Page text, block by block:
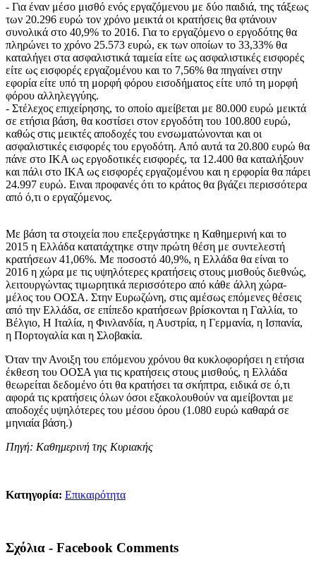
- Για έναν μέσο μισθό ενός εργαζόμενου με δύο παιδιά, της τάξεως
των 20.296 ευρώ τον χρόνο μεικτά οι κρατήσεις θα φτάνουν
συνολικά στο 40,9% το 2016. Για το εργαζόμενο ο εργοδότης θα
πληρώνει το χρόνο 25.573 ευρώ, εκ των οποίων το 33,33% θα
καταλήγει στα ασφαλιστικά ταμεία είτε ως ασφαλιστικές εισφορές
είτε ως εισφορές εργαζομένου και το 7,56% θα πηγαίνει στην
εφορία είτε υπό τη μορφή φόρου εισοδήματος είτε υπό τη μορφή
φόρου αλληλεγγύης.
- Στέλεχος επιχείρησης, το οποίο αμείβεται με 80.000 ευρώ μεικτά
σε ετήσια βάση, θα κοστίσει στον εργοδότη του 100.800 ευρώ,
καθώς στις μεικτές αποδοχές του ενσωματώνονται και οι
ασφαλιστικές εισφορές του εργοδότη. Από αυτά τα 20.800 ευρώ θα
πάνε στο ΙΚΑ ως εργοδοτικές εισφορές, τα 12.400 θα καταλήξουν
και πάλι στο ΙΚΑ ως εισφορές εργαζομένου και η ερφορία θα πάρει
24.997 ευρώ. Ειναι προφανές ότι το κράτος θα βγάζει περισσότερα
από ό,τι ο εργαζόμενος.
Με βάση τα στοιχεία που επεξεργάστηκε η Καθημερινή και το
2015 η Ελλάδα κατατάχτηκε στην πρώτη θέση με συντελεστή
κρατήσεων 41,06%. Με ποσοστό 40,9%, η Ελλάδα θα είναι το
2016 η χώρα με τις υψηλότερες κρατήσεις στους μισθούς διεθνώς,
λειτουργώντας τιμωρητικά περισσότερο από κάθε άλλη χώρα-
μέλος του ΟΟΣΑ. Στην Ευρωζώνη, στις αμέσως επόμενες θέσεις
από την Ελλάδα, σε επίπεδο κρατήσεων βρίσκονται η Γαλλία, το
Βέλγιο, Η Ιταλία, η Φινλανδία, η Αυστρία, η Γερμανία, η Ισπανία,
η Πορτογαλία και η Σλοβακία.
Όταν την Ανοιξη του επόμενου χρόνου θα κυκλοφορήσει η ετήσια
έκθεση του ΟΟΣΑ για τις κρατήσεις στους μισθούς, η Ελλάδα
θεωρείται δεδομένο ότι θα κρατήσει τα σκήπτρα, ειδικά σε ό,τι
αφορά τις κρατήσεις όλων όσοι εξακολουθούν να αμείβονται με
αποδοχές υψηλότερες του μέσου όρου (1.080 ευρώ καθαρά σε
μηνιαία βάση.)
Πηγή: Καθημερινή της Κυριακής
Κατηγορία: Επικαιρότητα
Σχόλια - Facebook Comments